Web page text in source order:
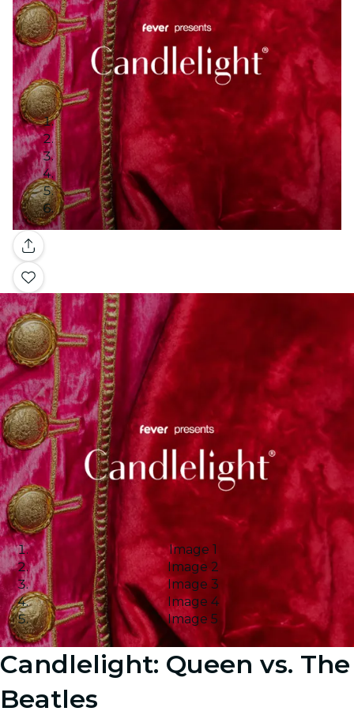
Galería
Image 1
Image 2
Image 3
Image 4
Image 5
Candlelight: Queen vs. The
Beatles